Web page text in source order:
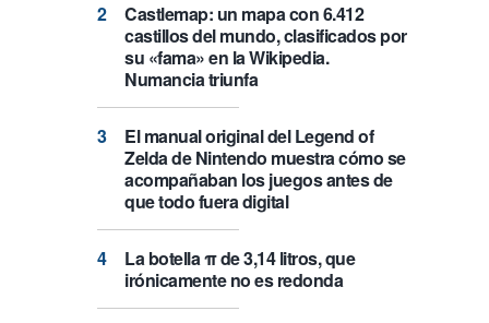
Castlemap: un mapa con 6.412
castillos del mundo, clasificados por
su «fama» en la Wikipedia.
Numancia triunfa
El manual original del Legend of
Zelda de Nintendo muestra cómo se
acompañaban los juegos antes de
que todo fuera digital
La botella π de 3,14 litros, que
irónicamente no es redonda